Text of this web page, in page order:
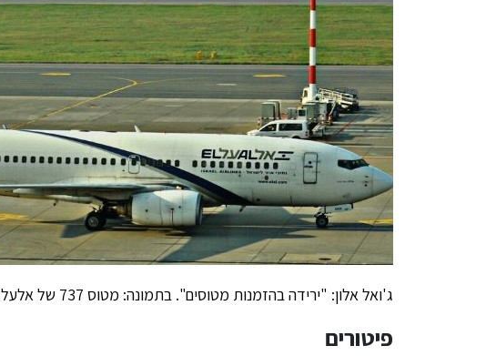
ג'ואל אלון: "ירידה בהזמנות מטוסים". בתמונה: מטוס 737 של אלעל. צילום: Bartlomiej Mostek
פיטורים